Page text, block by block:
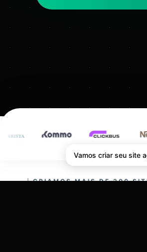
CRIAMOS MAIS DE 200
Vamos criar seu site